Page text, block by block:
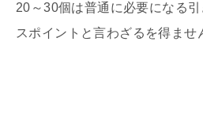
20～30個は普通に必要になる
スポイントと言わざるを得ませ